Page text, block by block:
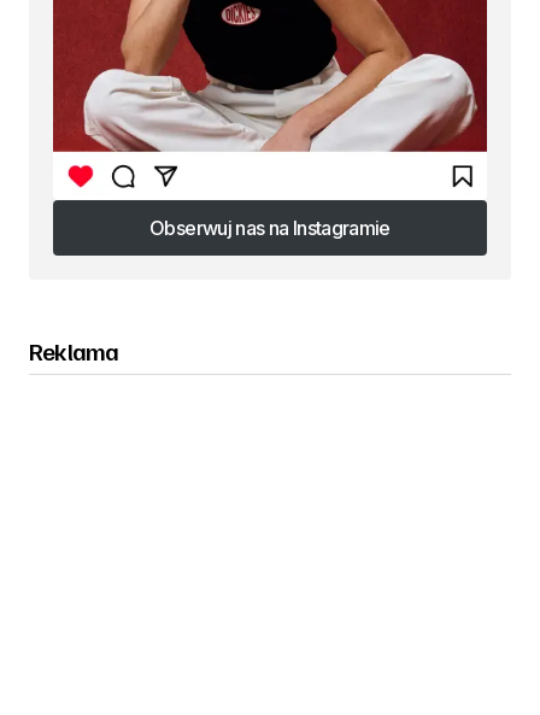
Obserwuj nas na Instagramie
Obserwuj nas na Instagramie
Reklama